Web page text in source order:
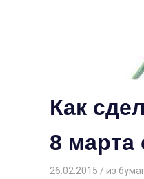
Как
8 марта
26.02.2015 из